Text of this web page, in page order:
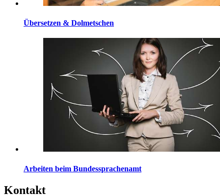
Übersetzen & Dolmetschen
Arbeiten beim Bundessprachenamt
Kontakt